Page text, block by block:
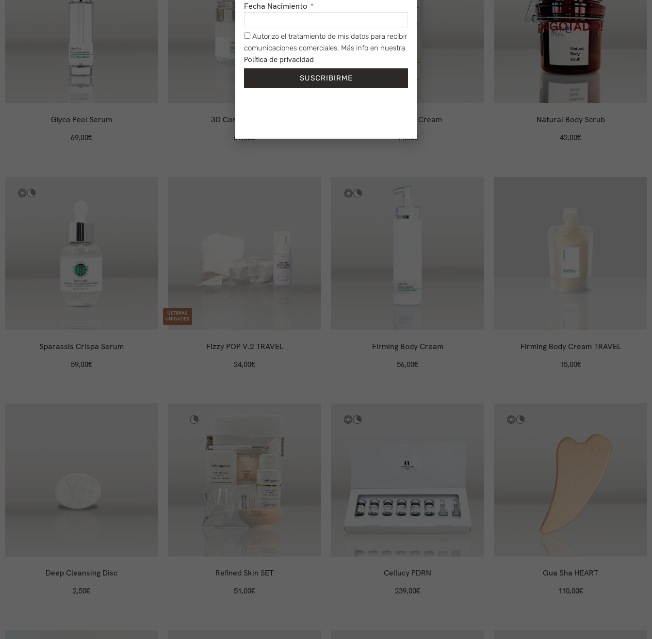
Glyco Peel Serum
69,00€
3D Concept Cream
69,00€
Tone-up Sun Cream
44,00€
¡AGOTADO!
Natural Body Scrub
42,00€
Sparassis Crispa Serum
59,00€
ÚLTIMAS
UNIDADES
Fizzy POP V.2 TRAVEL
24,00€
Firming Body Cream
56,00€
Firming Body Cream TRAVEL
15,00€
Deep Cleansing Disc
2,50€
Refined Skin SET
51,00€
Cellucy PDRN
239,00€
Gua Sha HEART
110,00€
Fecha Nacimiento
Autorizo el tratamiento de mis datos para recibir
comunicaciones comerciales. Más info en nuestra
Política de privacidad
SUSCRIBIRME